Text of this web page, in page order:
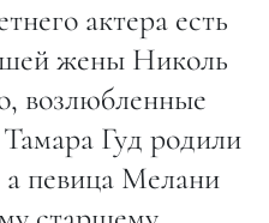
актера есть
жены Николь
возлюбленные
Гуд родили
певица Мелани